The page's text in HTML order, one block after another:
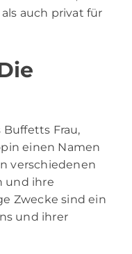
auch privat für
Frau,
einen Namen
verschiedenen
und ihre
Zwecke sind ein
und ihrer